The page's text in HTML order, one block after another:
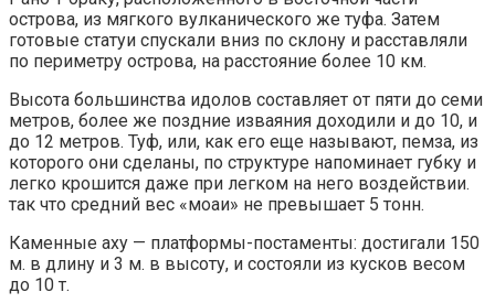
острова, из мягкого вулканического же туфа. Затем
готовые статуи спускали вниз по склону и расставляли
по периметру острова, на расстояние более 10 км.
Высота большинства идолов составляет от пяти до семи
метров, более же поздние изваяния доходили и до 10, и
до 12 метров. Туф, или, как его еще называют, пемза, из
которого они сделаны, по структуре напоминает губку и
легко крошится даже при легком на него воздействии.
так что средний вес «моаи» не превышает 5 тонн.
Каменные аху — платформы-постаменты: достигали 150
м. в длину и 3 м. в высоту, и состояли из кусков весом
до 10 т.